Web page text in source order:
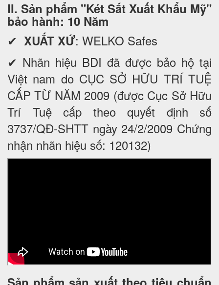
II. Sản phẩm "Két Sắt Xuất Khẩu Mỹ"
bảo hành: 10 Năm
✔ XUẤT XỨ: WELKO Safes
✔ Nhãn hiệu BDI đã được bảo hộ tại
Việt nam do CỤC SỞ HỮU TRÍ TUỆ
CẤP TỪ NĂM 2009 (được Cục Sở Hữu
Trí Tuệ cấp theo quyết định số
3737/QĐ-SHTT ngày 24/2/2009 Chứng
nhận nhãn hiệu số: 120132)